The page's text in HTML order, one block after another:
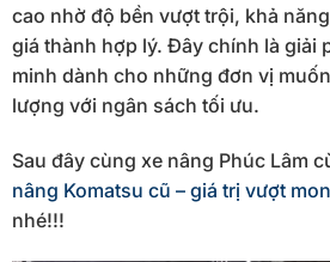
cao nhờ độ bền vượt trội, khả
giá thành hợp lý. Đây chính là giải
minh dành cho những đơn vị
lượng với ngân sách tối ưu.
Sau đây cùng xe nâng Phúc Lâm
nâng Komatsu cũ – giá trị vượt
nhé!!!